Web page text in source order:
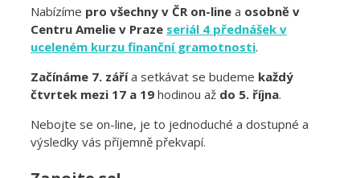
Nabízíme pro všechny v ČR on-line a osobně v
Centru Amelie v Praze seriál 4 přednášek v
uceleném kurzu finanční gramotnosti.
Začínáme 7. zářía setkávat se budeme každý
čtvrtek mezi 17 a 19 hodinou až do 5. října.
Nebojte se on-line, je to jednoduché a dostupné a
výsledky vás příjemně překvapí.